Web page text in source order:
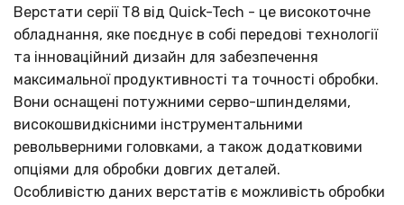
Верстати серії T8 від Quick-Tech - це високоточне
обладнання, яке поєднує в собі передові технології
та інноваційний дизайн для забезпечення
максимальної продуктивності та точності обробки.
Вони оснащені потужними серво-шпинделями,
високошвидкісними інструментальними
револьверними головками, а також додатковими
опціями для обробки довгих деталей.
Особливістю даних верстатів є можливість обробки